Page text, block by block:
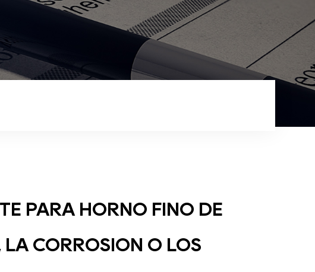
PARA HORNO FINO DE
LA CORROSIÓN O LOS